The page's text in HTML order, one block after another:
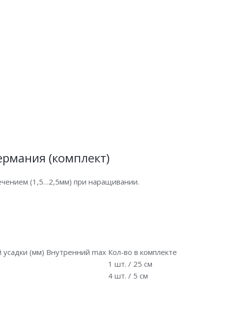
(комплект)
(1,5…2,5мм) при наращивании.
усадки (мм) Внутренний max Кол-во в комплекте
1 шт. / 25 см
4 шт. / 5 см